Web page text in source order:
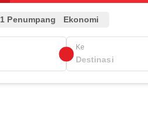
1 Penumpang Ekonomi
Ke